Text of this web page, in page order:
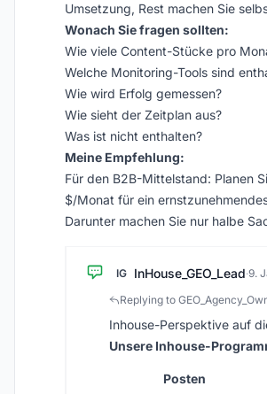
Umsetzung, Rest machen Sie
Wonach Sie fragen sollten:
Wie viele Content-Stücke pro
Welche Monitoring-Tools sind
Wie wird Erfolg gemessen?
Wie sieht der Zeitplan aus?
Was ist nicht enthalten?
Meine Empfehlung:
Für den B2B-Mittelstand: Planen
$/Monat für ein
Darunter machen Sie nur halbe
IG InHouse_GEO_Lead·9.
Replying to
Inhouse-Perspektive auf
Unsere Inhouse-
Posten